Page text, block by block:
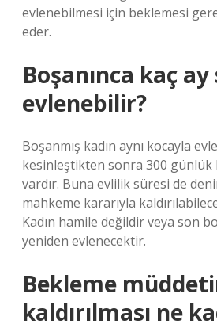
evlenebilmesi için beklemesi
eder.
Boşanınca kaç
evlenebilir?
Boşanmış kadın aynı kocayla
kesinleştikten sonra 300 günlük
vardır. Buna evlilik süresi de
mahkeme kararıyla
Kadın hamile değildir veya son
yeniden evlenecektir.
Bekleme
kaldırılması ne